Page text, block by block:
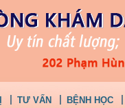
TƯ VẤN BỆNH HỌC